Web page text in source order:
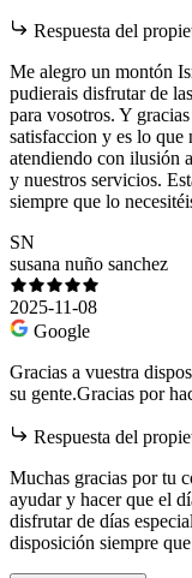
Respuesta del
Me alegro un montón
pudierais disfrutar de
para vosotros. Y
satisfaccion y es lo
atendiendo con ilusión
y nuestros servicios.
siempre que lo
SN
susana nuño sanchez
2025-11-08
Google
Gracias a vuestra
su gente.Gracias por
Respuesta del
Muchas gracias por tu
ayudar y hacer que el
disfrutar de días
disposición siempre